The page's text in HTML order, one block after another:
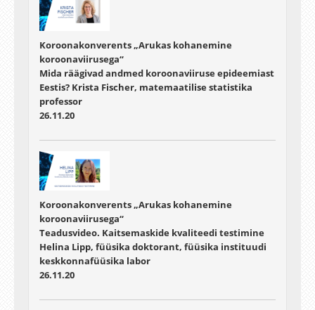
Koroonakonverents „Arukas kohanemine
koroonaviirusega“
Mida räägivad andmed koroonaviiruse epideemiast
Eestis? Krista Fischer, matemaatilise statistika
professor
26.11.20
Koroonakonverents „Arukas kohanemine
koroonaviirusega“
Teadusvideo. Kaitsemaskide kvaliteedi testimine
Helina Lipp, füüsika doktorant, füüsika instituudi
keskkonnafüüsika labor
26.11.20